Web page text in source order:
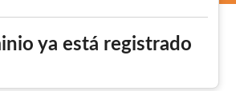
ya está registrado